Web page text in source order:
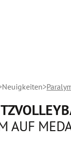
Neuigkeiten
AUF